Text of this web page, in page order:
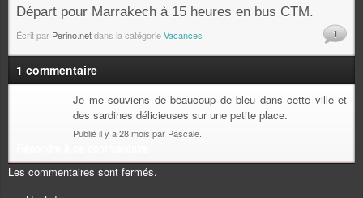
Départ pour Marrakech à 15 heures en bus CTM.
Écrit par Perino.netdans la catégorieVacances 1
1 commentaire
Je me souviens de beaucoup de bleu dans cette ville et
des sardines délicieuses sur une petite place.
Publié il y a 28 mois par Pascale.
Les commentaires sont fermés.